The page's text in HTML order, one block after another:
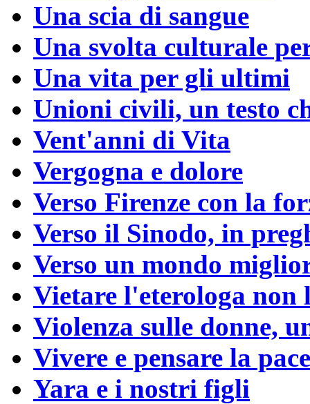
Una scia di sangue
Una svolta culturale
Una vita per gli ultimi
Unioni civili, un testo
Vent'anni di Vita
Vergogna e dolore
Verso Firenze con la
Verso il Sinodo, in
Verso un mondo
Vietare l'eterologa
Violenza sulle donne,
Vivere e pensare la pace
Yara e i nostri figli